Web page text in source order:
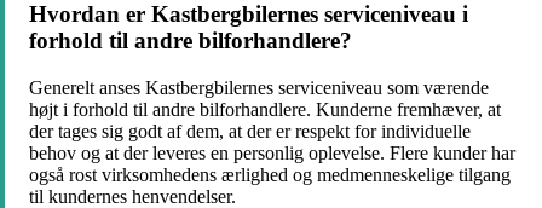
Hvordan er Kastbergbilernes serviceniveau i
forhold til andre bilforhandlere?
Generelt anses Kastbergbilernes serviceniveau som værende
højt i forhold til andre bilforhandlere. Kunderne fremhæver, at
der tages sig godt af dem, at der er respekt for individuelle
behov og at der leveres en personlig oplevelse. Flere kunder har
også rost virksomhedens ærlighed og medmenneskelige tilgang
til kundernes henvendelser.